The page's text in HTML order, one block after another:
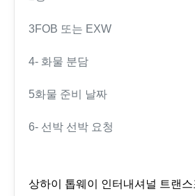
3FOB 또는 EXW
4- 화물 분담
5화물 준비 날짜
6- 선박 선박 요청
상하이 톱웨이 인터내셔널 트랜